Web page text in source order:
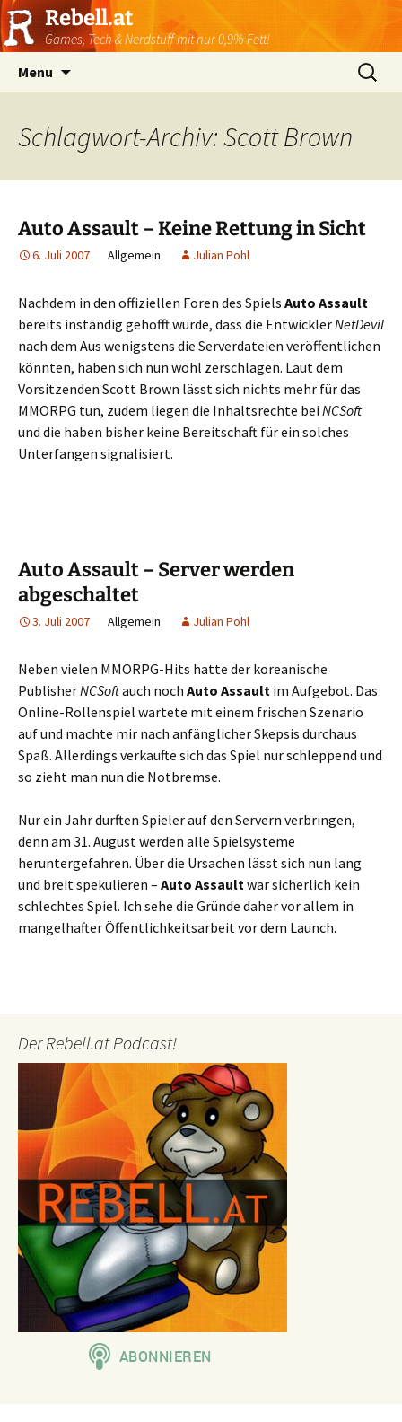
Rebell.at
Games, Tech & Nerdstuff mit nur 0,9% Fett!
Menu
Suchen
nach:
Schlagwort-Archiv: Scott Brown
Auto Assault – Keine Rettung in Sicht
6. Juli 2007 Allgemein Julian Pohl
Nachdem in den offiziellen Foren des Spiels Auto Assault
bereits inständig gehofft wurde, dass die EntwicklerNetDevil
nach dem Aus wenigstens die Serverdateien veröffentlichen
könnten, haben sich nun wohl zerschlagen. Laut dem
Vorsitzenden Scott Brown lässt sich nichts mehr für das
MMORPG tun, zudem liegen die Inhaltsrechte bei NCSoft
und die haben bisher keine Bereitschaft für ein solches
Unterfangen signalisiert.
Auto Assault – Server werden
abgeschaltet
3. Juli 2007 Allgemein Julian Pohl
Neben vielen MMORPG-Hits hatte der koreanische
PublisherNCSoftauch noch Auto Assault im Aufgebot. Das
Online-Rollenspiel wartete mit einem frischen Szenario
auf und machte mir nach anfänglicher Skepsis durchaus
Spaß. Allerdings verkaufte sich das Spiel nur schleppend und
so zieht man nun die Notbremse.
Nur ein Jahr durften Spieler auf den Servern verbringen,
denn am 31. August werden alle Spielsysteme
heruntergefahren. Über die Ursachen lässt sich nun lang
und breit spekulieren – Auto Assaultwar sicherlich kein
schlechtes Spiel. Ich sehe die Gründe daher vor allem in
mangelhafter Öffentlichkeitsarbeit vor dem Launch.
Der Rebell.at Podcast!